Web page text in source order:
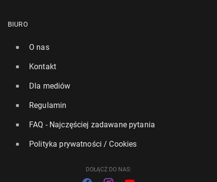
Liga por­tu­gal­ska: Porto z tytułem, zwy­cię­ski gol
BIURO
O nas
Kontakt
Dla mediów
Regulamin
FAQ - Najczęściej zadawane pytania
Polityka prywatności / Cookies
DOŁĄCZ DO NAS: